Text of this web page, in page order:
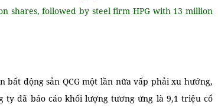
shares, followed by steel firm HPG with 13 million
bất động sản QCG một lần nữa vấp phải xu hướng,
đã báo cáo khối lượng tương ứng là 9,1 triệu cổ